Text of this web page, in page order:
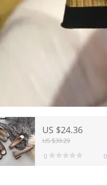
US $24.36
US $39.29
0